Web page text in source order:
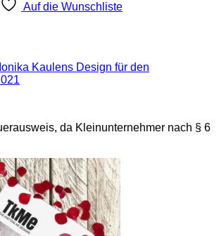
Auf die Wunschliste
Kaulens Design für den
da Kleinunternehmer nach § 6